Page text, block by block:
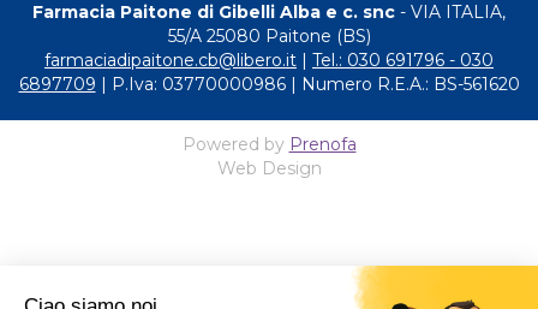
Farmacia Paitone di Gibelli Alba e c. snc - VIA ITALIA,
55/A 25080 Paitone (BS)
farmaciadipaitone.cb@libero.it
Tel.: 030 691796 - 030
6897709 | P.Iva: 03770000986 | Numero R.E.A.: BS-561620
Powered by Prenofa
Web Design